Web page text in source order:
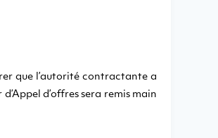
que l’autorité contractante a
d’Appel d’offres sera remis main